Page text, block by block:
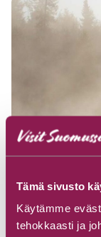
Tämä sivusto
Käytämme
tehokkaasti ja